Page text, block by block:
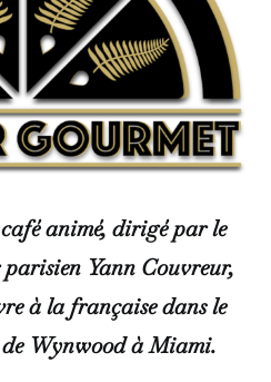
animé, dirigé par le
parisien Yann Couvreur,
à la française dans le
Wynwood à Miami.